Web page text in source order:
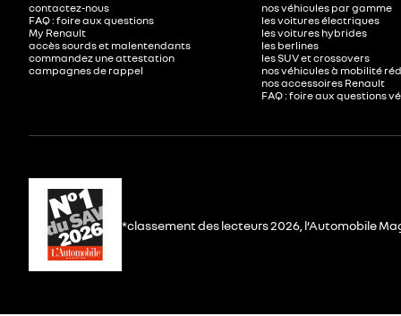
contactez-nous
FAQ : foire aux questions
My Renault
accès sourds et malentendants
commandez une attestation
campagnes de rappel
nos véhicules par gamme
les voitures électriques
les voitures hybrides
les berlines
les SUV et crossovers
nos véhicules à mobilité
nos accessoires Renault​
FAQ : foire aux questions
*classement des lecteurs 2026, l’Automobile